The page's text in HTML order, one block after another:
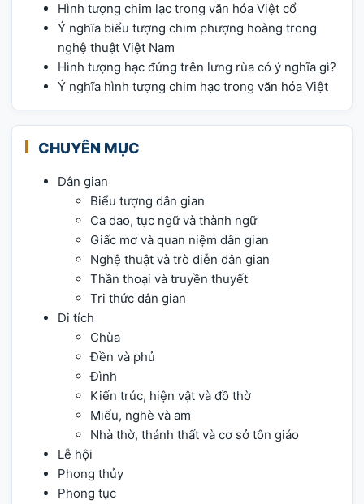
Hình tượng chim lạc trong văn hóa Việt cổ
Ý nghĩa biểu tượng chim phượng hoàng trong
nghệ thuật Việt Nam
Hình tượng hạc đứng trên lưng rùa có ý nghĩa gì?
Ý nghĩa hình tượng chim hạc trong văn hóa Việt
CHUYÊN MỤC
Dân gian
Biểu tượng dân gian
Ca dao, tục ngữ và thành ngữ
Giấc mơ và quan niệm dân gian
Nghệ thuật và trò diễn dân gian
Thần thoại và truyền thuyết
Tri thức dân gian
Di tích
Chùa
Đền và phủ
Đình
Kiến trúc, hiện vật và đồ thờ
Miếu, nghè và am
Nhà thờ, thánh thất và cơ sở tôn giáo
Lễ hội
Phong thủy
Phong tục